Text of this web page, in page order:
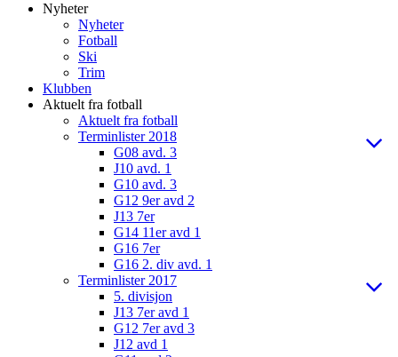
Nyheter
Nyheter
Fotball
Ski
Trim
Klubben
Aktuelt fra fotball
Aktuelt fra fotball
Terminlister 2018
G08 avd. 3
J10 avd. 1
G10 avd. 3
G12 9er avd 2
J13 7er
G14 11er avd 1
G16 7er
G16 2. div avd. 1
Terminlister 2017
5. divisjon
J13 7er avd 1
G12 7er avd 3
J12 avd 1